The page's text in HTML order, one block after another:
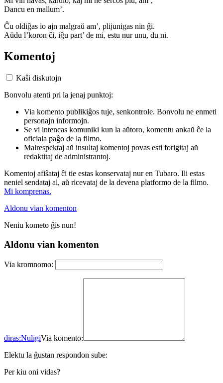
Dancu en mallum’.
Ĉu oldiĝas io ajn malgraŭ am’, plijunigas nin ĝi.
Aŭdu l’koron ĉi, iĝu part’ de mi, estu nur unu, du ni.
Komentoj
Kaŝi diskutojn
Bonvolu atenti pri la jenaj punktoj:
Via komento publikiĝos tuje, senkontrole. Bonvolu ne enmeti
personajn informojn.
Se vi intencas komuniki kun la aŭtoro, komentu ankaŭ ĉe la
oficiala paĝo de la filmo.
Malrespektaj aŭ insultaj komentoj povas esti forigitaj aŭ
redaktitaj de administrantoj.
Komentoj afiŝataj ĉi tie estas konservataj nur en Tubaro. Ili estas
neniel sendataj al, aŭ ricevataj de la devena platformo de la filmo.
Mi komprenas.
Aldonu vian komenton
Neniu kometo ĝis nun!
Aldonu vian komenton
Via kromnomo:
diras:NuligiVia komento:
Elektu la ĝustan respondon sube:
Per kiu oni vidas?